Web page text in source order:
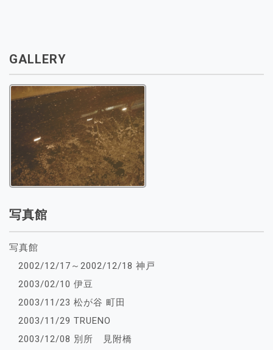
GALLERY
写真館
写真館
2002/12/17～2002/12/18 神戸
2003/02/10 伊豆
2003/11/23 松が谷 町田
2003/11/29 TRUENO
2003/12/08 別所 見附橋